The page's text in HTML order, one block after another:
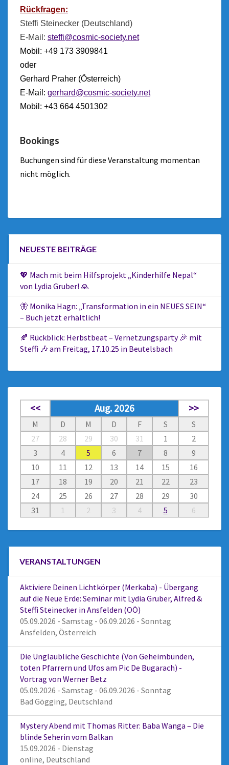
Rückfragen:
Steffi Steinecker (Deutschland)
E-Mail: steffi@cosmic-society.net
Mobil: +49 173 3909841
oder
Gerhard Praher (Österreich)
E-Mail: gerhard@cosmic-society.net
Mobil: +43 664 4501302
Bookings
Buchungen sind für diese Veranstaltung momentan
nicht möglich.
NEUESTE BEITRÄGE
💖 Mach mit beim Hilfsprojekt „Kinderhilfe Nepal“
von Lydia Gruber! 🙏
🦋 Monika Hagn: „Transformation in ein NEUES SEIN“
– Buch jetzt erhältlich!
🍂 Rückblick: Herbstbeat – Vernetzungsparty 🎉 mit
Steffi 🎶 am Freitag, 17.10.25 in Beutelsbach
<< Aug. 2026 >>
M D M D F S
S
27
28 29 30 31 1
2
3
4 5 6 7 8
9
10
11 12 13 14 15
16
17
18 19 20 21 22
23
24
25 26 27 28 29
30
31
1 2 3 4 5 6
VERANSTALTUNGEN
Aktiviere Deinen Lichtkörper (Merkaba) - Übergang
auf die Neue Erde: Seminar mit Lydia Gruber, Alfred &
Steffi Steinecker in Ansfelden (OÖ)
05.09.2026 - Samstag - 06.09.2026 - Sonntag
Ansfelden, Österreich
Die Unglaubliche Geschichte (Von Geheimbünden,
toten Pfarrern und Ufos am Pic De Bugarach) -
Vortrag von Werner Betz
05.09.2026 - Samstag - 06.09.2026 - Sonntag
Bad Gögging, Deutschland
Mystery Abend mit Thomas Ritter: Baba Wanga – Die
blinde Seherin vom Balkan
15.09.2026 - Dienstag
online, Deutschland